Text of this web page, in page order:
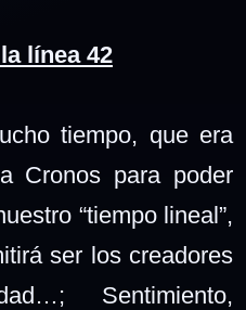
línea 42
tiempo, que era
Cronos para poder
“tiempo lineal”,
ser los creadores
Sentimiento,